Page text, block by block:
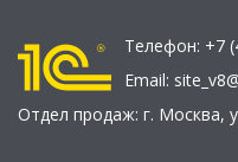
Телефон: +7
Email:
Отдел продаж: г. Москва,